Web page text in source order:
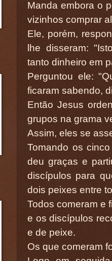
Manda embora o
vizinhos comprar
Ele, porém,
lhe disseram:
tanto dinheiro em
Perguntou ele:
ficaram sabendo,
Então Jesus
grupos na grama
Assim, eles se
Tomando os
deu graças e
discípulos para
dois peixes entre
Todos comeram e
e os discípulos
e de peixe.
Os que comeram